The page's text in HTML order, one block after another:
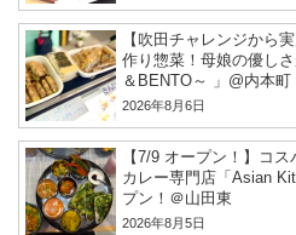
【吹田チャレンジから
作り惣菜！母娘の優し
＆BENTO～ 」@内本町
2026年8月6日
【7/9 オープン！】コ
カレー専門店「Asian
プン！＠山田東
2026年8月5日